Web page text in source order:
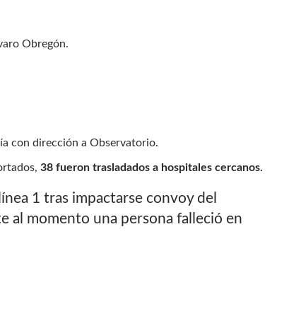
Obregón.
con dirección a Observatorio.
38 fueron trasladados a hospitales cercanos.
1 tras impactarse convoy del
al momento una persona falleció en